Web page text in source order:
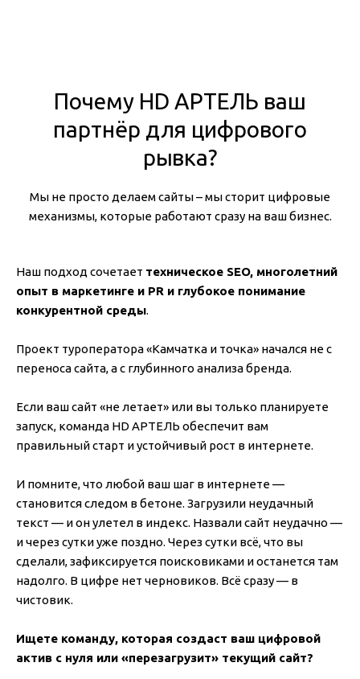
Почему HD АРТЕЛЬ ваш
партнёр для цифрового
рывка?
Мы не просто делаем сайты – мы сторит цифровые
механизмы, которые работают сразу на ваш бизнес.
Наш подход сочетает техническое SEO, многолетний
опыт в маркетинге и PR и глубокое понимание
конкурентной среды.
Проект туроператора «Камчатка и точка» начался не с
переноса сайта, а с глубинного анализа бренда.
Если ваш сайт «не летает» или вы только планируете
запуск, команда HD АРТЕЛЬ обеспечит вам
правильный старт и устойчивый рост в интернете.
И помните, что любой ваш шаг в интернете —
становится следом в бетоне. Загрузили неудачный
текст — и он улетел в индекс. Назвали сайт неудачно —
и через сутки уже поздно. Через сутки всё, что вы
сделали, зафиксируется поисковиками и останется там
надолго. В цифре нет черновиков. Всё сразу — в
чистовик.
Ищете команду, которая создаст ваш цифровой
актив с нуля или «перезагрузит» текущий сайт?